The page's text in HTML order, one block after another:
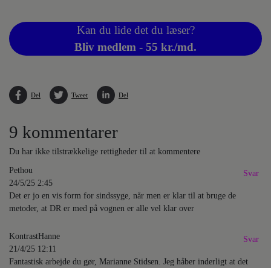
Kan du lide det du læser?
Bliv medlem - 55 kr./md.
Del Tweet Del
9 kommentarer
Du har ikke tilstrækkelige rettigheder til at kommentere
Pethou
24/5/25 2:45
Det er jo en vis form for sindssyge, når men er klar til at bruge de
metoder, at DR er med på vognen er alle vel klar over
Svar
KontrastHanne
21/4/25 12:11
Fantastisk arbejde du gør, Marianne Stidsen. Jeg håber inderligt at det
Svar